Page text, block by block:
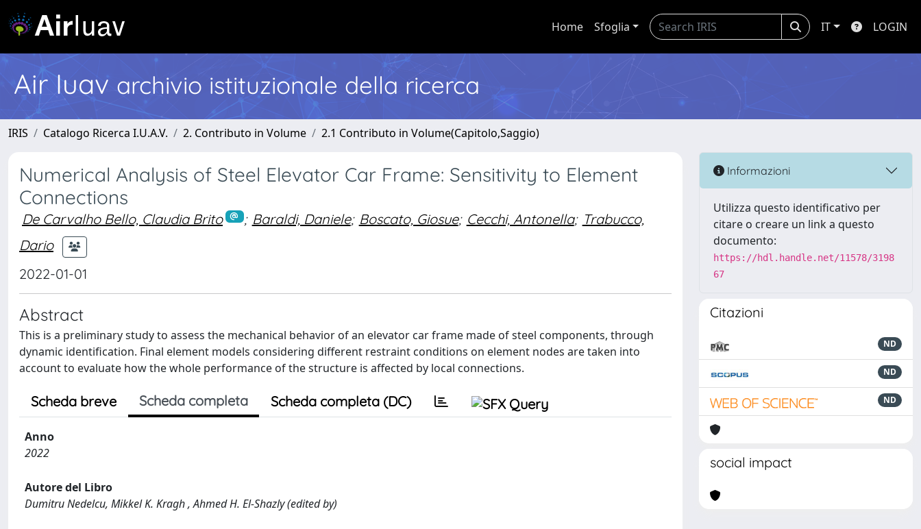
Home Sfoglia IT LOGIN
Air Iuav archivio istituzionale della ricerca
IRIS Catalogo Ricerca I.U.A.V. 2. Contributo in Volume 2.1 Contributo in Volume(Capitolo,Saggio)
Numerical Analysis of Steel Elevator Car Frame: Sensitivity to Element
Connections
De Carvalho Bello, Claudia Brito ; Baraldi, Daniele; Boscato, Giosue; Cecchi, Antonella; Trabucco,
Dario
2022-01-01
Abstract
This is a preliminary study to assess the mechanical behavior of an elevator car frame made of steel components, through
dynamic identification. Final element models considering different restraint conditions on element nodes are taken into
account to evaluate how the whole performance of the structure is affected by local connections.
Scheda breve Scheda completa Scheda completa (DC)
Anno
2022
Autore del Libro
Dumitru Nedelcu, Mikkel K. Kragh , Ahmed H. El-Shazly (edited by)
Informazioni
Utilizza questo identificativo per
citare o creare un link a questo
documento:
https://hdl.handle.net/11578/3198
67
Citazioni
ND
ND
ND
social impact